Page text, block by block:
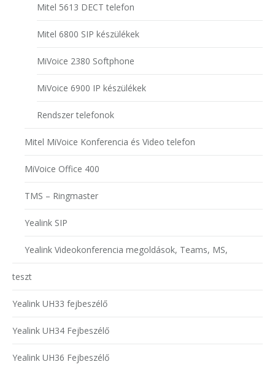
Mitel 5613 DECT telefon
Mitel 6800 SIP készülékek
MiVoice 2380 Softphone
MiVoice 6900 IP készülékek
Rendszer telefonok
Mitel MiVoice Konferencia és Video telefon
MiVoice Office 400
TMS – Ringmaster
Yealink SIP
Yealink Videokonferencia megoldások, Teams, MS,
teszt
Yealink UH33 fejbeszélő
Yealink UH34 Fejbeszélő
Yealink UH36 Fejbeszélő